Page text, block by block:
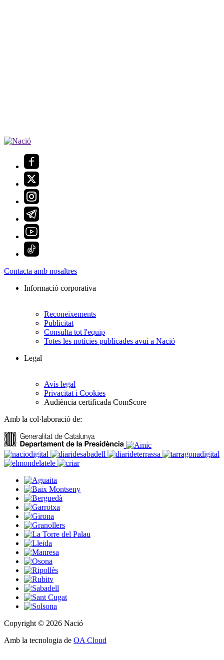
Contacta amb nosaltres
Informació corporativa
Reconeixements
Publicitat
Consulta tot l'equip
Totes les notícies publicades avui a Nació
Legal
Avís legal
Privacitat i Cookies
Audiència certificada ComScore
Amb la col·laboració de:
Copyright © 2026 Nació
Amb la tecnologia de OA Cloud